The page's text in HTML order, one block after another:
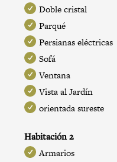
Doble cristal
Parqué
Persianas eléctricas
Sofá
Ventana
Vista al Jardín
orientada sureste
Habitación 2
Armarios